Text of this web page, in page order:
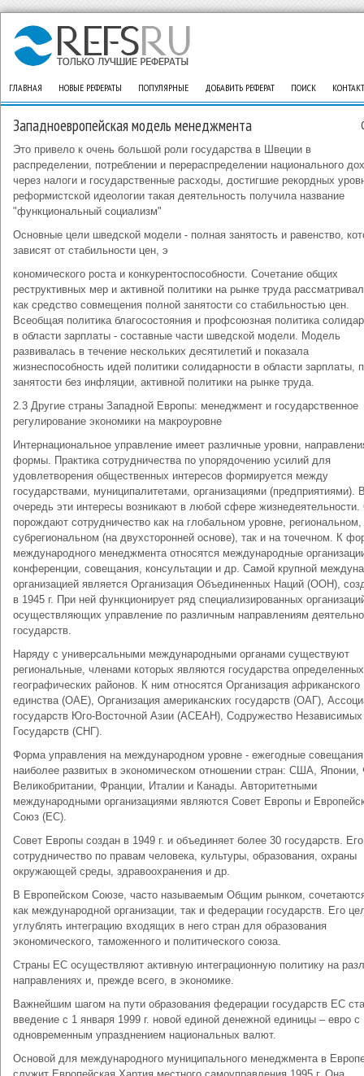
ГЛАВНАЯ НОВЫЕ РЕФЕРАТЫ ПОПУЛЯРНЫЕ ДОБАВИТЬ РЕФЕРАТ ПОИСК
Западноевропейская модель менеджмента
Это привело к очень большой роли государства в Швеции в
распределении, потреблении и перераспределении национального
через налоги и государственные расходы, достигшие рекордных
реформистской идеологии такая деятельность получила название
"функциональный социализм"
Основные цели шведской модели - полная занятость и равенство,
зависят от стабильности цен, э
кономического роста и конкурентоспособности. Сочетание общих
реструктивных мер и активной политики на рынке труда
как средство совмещения полной занятости со стабильностью цен.
Всеобщая политика благосостояния и профсоюзная политика
в области зарплаты - составные части шведской модели. Модель
развивалась в течение нескольких десятилетий и показала
жизнеспособность идей политики солидарности в области зарплаты,
занятости без инфляции, активной политики на рынке труда.
2.3 Другие страны Западной Европы: менеджмент и государственное
регулирование экономики на макроуровне
Интернациональное управление имеет различные уровни,
формы. Практика сотрудничества по упорядочению усилий для
удовлетворения общественных интересов формируется между
государствами, муниципалитетами, организациями (предприятиями).
очередь эти интересы возникают в любой сфере
порождают сотрудничество как на глобальном уровне, региональном,
субрегиональном (на двухсторонней основе), так и на точечном. К
международного менеджмента относятся международные
конференции, совещания, консультации и др. Самой крупной
организацией является Организация Объединенных Наций (ООН),
в 1945 г. При ней функционирует ряд специализированных
осуществляющих управление по различным направлениям
государств.
Наряду с универсальными международными органами существуют
региональные, членами которых являются государства определенных
географических районов. К ним относятся Организация африканского
единства (ОАЕ), Организация американских государств (ОAГ),
государств Юго-Восточной Азии (АСЕАН), Содружество Независимых
Государств (СНГ).
Форма управления на международном уровне - ежегодные
наиболее развитых в экономическом отношении стран: США, Японии,
Великобритании, Франции, Италии и Канады. Авторитетными
международными организациями являются Совет Европы и
Союз (ЕС).
Совет Европы создан в 1949 г. и объединяет более 30 государств.
сотрудничество по правам человека, культуры, образования, охраны
окружающей среды, здравоохранения и др.
В Европейском Союзе, часто называемым Общим рынком,
как международной организации, так и федерации государств. Его
углублять интеграцию входящих в него стран для образования
экономического, таможенного и политического союза.
Страны ЕС осуществляют активную интеграционную политику на
направлениях и, прежде всего, в экономике.
Важнейшим шагом на пути образования федерации государств ЕС
введение с 1 января 1999 г. новой единой денежной единицы – евро с
одновременным упразднением национальных валют.
Основой для международного муниципального менеджмента в